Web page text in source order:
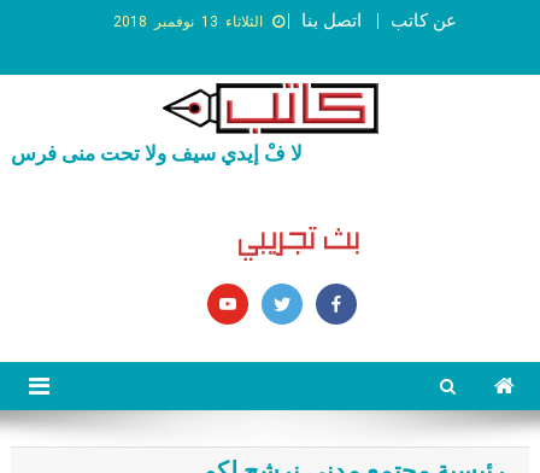
الثلاثاء 13 نوفمبر 2018 اتصل بنا عن كاتب
لا فْ إيدي سيف ولا تحت منى فرس